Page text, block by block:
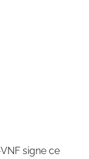
signe ce